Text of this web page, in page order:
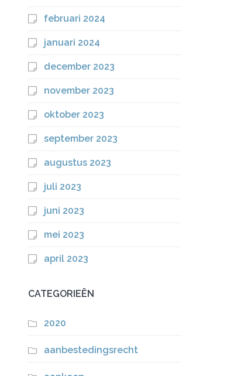
februari 2024
januari 2024
december 2023
november 2023
oktober 2023
september 2023
augustus 2023
juli 2023
juni 2023
mei 2023
april 2023
CATEGORIEËN
2020
aanbestedingsrecht